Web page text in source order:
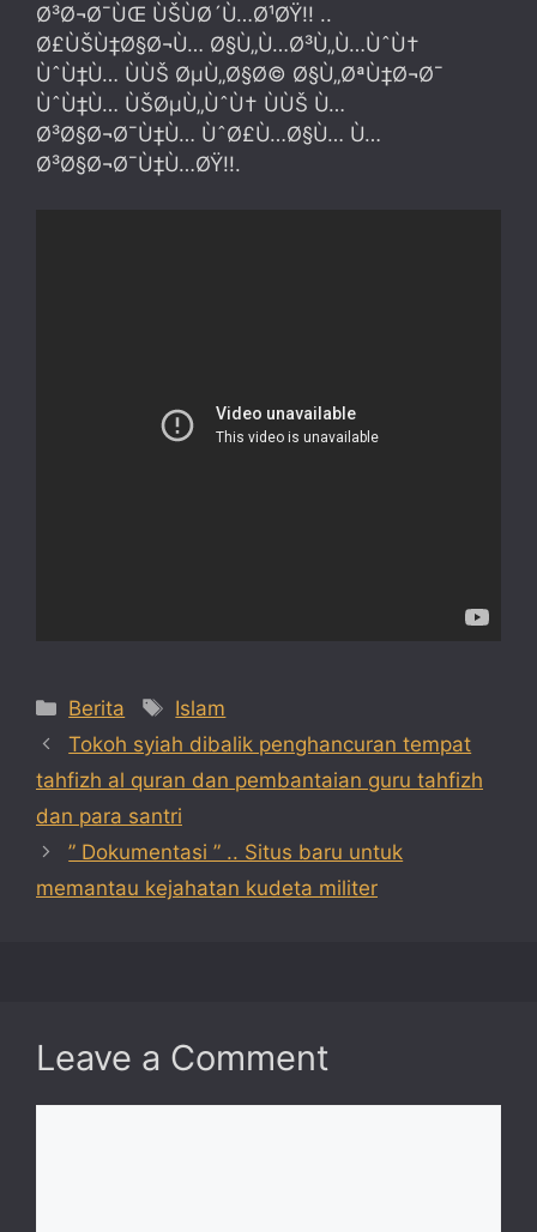
Ø³Ø¬Ø¯ÙŒ ÙŠÙØ´Ù…Ø¹ØŸ!! ..
Ø£ÙŠÙ‡Ø§Ø¬Ù… Ø§Ù„Ù…Ø³Ù„Ù…ÙˆÙ†
ÙˆÙ‡Ù… ÙÙŠ ØµÙ„Ø§Ø© Ø§Ù„ØªÙ‡Ø¬Ø¯
ÙˆÙ‡Ù… ÙŠØµÙ„ÙˆÙ† ÙÙŠ Ù…
Ø³Ø§Ø¬Ø¯Ù‡Ù… ÙˆØ£Ù…Ø§Ù… Ù…
Ø³Ø§Ø¬Ø¯Ù‡Ù…ØŸ!!.
Categories
Berita Tags
Islam
Tokoh syiah dibalik penghancuran tempat
tahfizh al quran dan pembantaian guru tahfizh
dan para santri
” Dokumentasi ” .. Situs baru untuk
memantau kejahatan kudeta militer
Leave a Comment